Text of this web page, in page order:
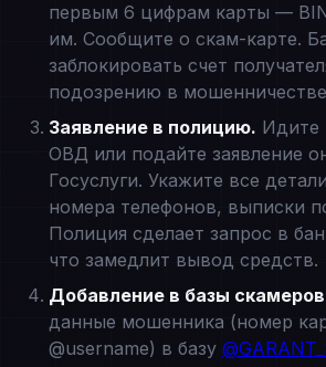
первым 6 цифрам карты —
им. Сообщите о скам-карте.
заблокировать счет
подозрению в
Заявление в полицию. Идите
ОВД или подайте заявление
Госуслуги. Укажите все
номера телефонов, выписки
Полиция сделает запрос в
что замедлит вывод средств.
Добавление в базы
данные мошенника (номер
@username) в базу